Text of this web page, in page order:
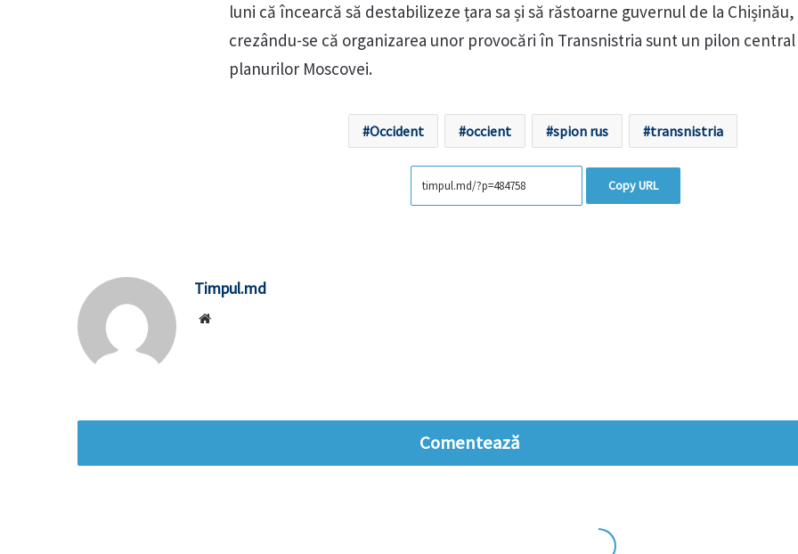
luni că încearcă să destabilizeze țara sa și să răstoarne guvernul de la Chișinău,
crezându-se că organizarea unor provocări în Transnistria sunt un pilon
planurilor Moscovei.
Occident occient spion rus transnistria
Copy URL
Timpul.md
Comentează